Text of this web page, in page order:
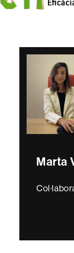
Marta